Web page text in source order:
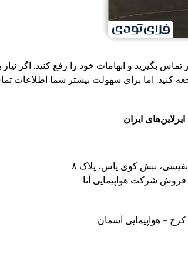
بگیرید و ابهامات خود را رفع کنید. اگر نیاز
کنید. اما برای سهولت بیشتر شما اطلاعات
ایران
نبش کوی یاس، پلاک ۸
فروش شرکت هواپیمایی آتا